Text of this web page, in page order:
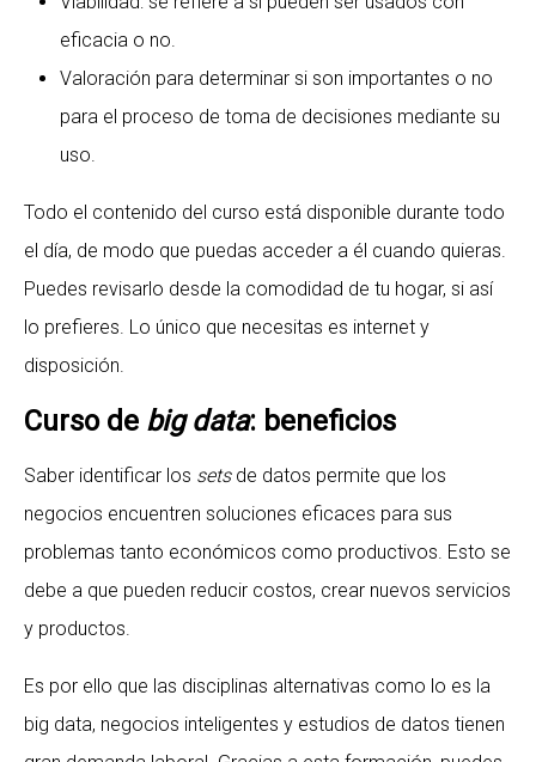
eficacia o no.
Valoración para determinar si son importantes o no
para el proceso de toma de decisiones mediante su
uso.
Todo el contenido del curso está disponible durante todo
el día, de modo que puedas acceder a él cuando quieras.
Puedes revisarlo desde la comodidad de tu hogar, si así
lo prefieres. Lo único que necesitas es internet y
disposición.
Curso de big data: beneficios
Saber identificar los setsde datos permite que los
negocios encuentren soluciones eficaces para sus
problemas tanto económicos como productivos. Esto se
debe a que pueden reducir costos, crear nuevos servicios
y productos.
Es por ello que las disciplinas alternativas como lo es la
big data, negocios inteligentes y estudios de datos tienen